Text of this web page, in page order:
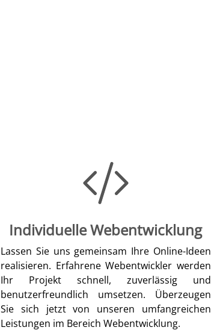
Individuelle Webentwicklung
Lassen Sie uns gemeinsam Ihre Online-Ideen
realisieren. Erfahrene Webentwickler werden
Ihr Projekt schnell, zuverlässig und
benutzerfreundlich umsetzen. Überzeugen
Sie sich jetzt von unseren umfangreichen
Leistungen im Bereich Webentwicklung.